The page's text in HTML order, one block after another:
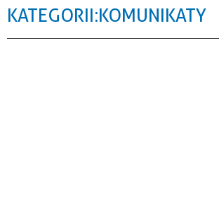
KATEGORII: KOMUNIKATY